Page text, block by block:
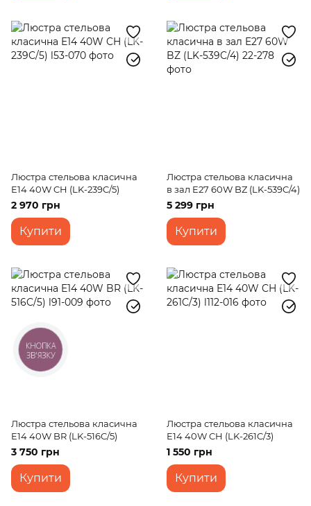
Люстра стельова класична
E14 40W CH (LK-239C/5)
2 970 грн
Купити
Люстра стельова класична
в зал E27 60W BZ (LK-539C/4)
5 299 грн
Купити
Люстра стельова класична
E14 40W BR (LK-516C/5)
3 750 грн
Купити
Люстра стельова класична
E14 40W CH (LK-261C/3)
1 550 грн
Купити
КНОПКА
ЗВ'ЯЗКУ